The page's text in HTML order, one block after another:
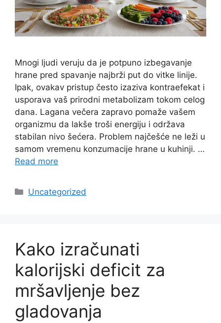
Mnogi ljudi veruju da je potpuno izbegavanje
hrane pred spavanje najbrži put do vitke linije.
Ipak, ovakav pristup često izaziva kontraefekat i
usporava vaš prirodni metabolizam tokom celog
dana. Lagana večera zapravo pomaže vašem
organizmu da lakše troši energiju i održava
stabilan nivo šećera. Problem najčešće ne leži u
samom vremenu konzumacije hrane u kuhinji. …
Read more
Categories
Uncategorized
Kako izračunati
kalorijski deficit za
mršavljenje bez
gladovanja